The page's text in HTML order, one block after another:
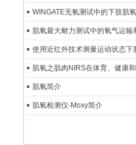
WINGATE无氧测试中的下肢肌
肌氧最大耐力测试中的氧气运输
使用近红外技术测量运动状态下
肌氧之肌肉NIRS在体育、健康
肌氧简介
肌氧检测仪-Moxy简介